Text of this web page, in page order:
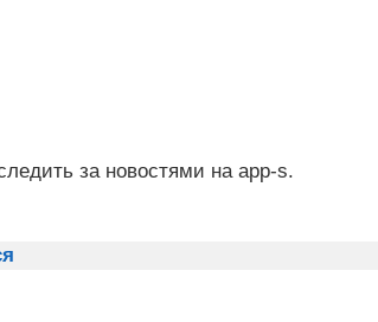
за новостями на app-s.